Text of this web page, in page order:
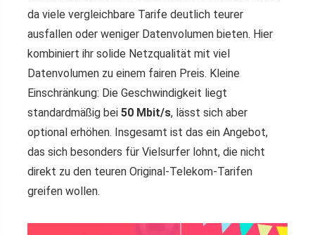
da viele vergleichbare Tarife deutlich teurer
ausfallen oder weniger Datenvolumen bieten. Hier
kombiniert ihr solide Netzqualität mit viel
Datenvolumen zu einem fairen Preis. Kleine
Einschränkung: Die Geschwindigkeit liegt
standardmäßig bei 50 Mbit/s, lässt sich aber
optional erhöhen. Insgesamt ist das ein Angebot,
das sich besonders für Vielsurfer lohnt, die nicht
direkt zu den teuren Original-Telekom-Tarifen
greifen wollen.